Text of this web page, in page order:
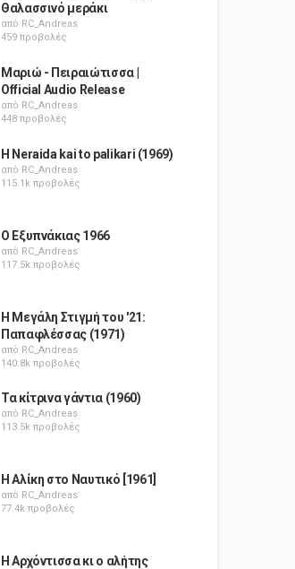
Θαλασσινό μεράκι
από RC_Andreas
459 προβολές
Μαριώ ‎- Πειραιώτισσα |
Official Audio Release
από RC_Andreas
448 προβολές
H Neraida kai to palikari (1969)
από RC_Andreas
115.1k προβολές
Ο Εξυπνάκιας 1966
από RC_Andreas
117.5k προβολές
Η Μεγάλη Στιγμή του '21:
Παπαφλέσσας (1971)
από RC_Andreas
140.8k προβολές
Τα κίτρινα γάντια (1960)
από RC_Andreas
113.5k προβολές
Η Αλίκη στο Ναυτικό [1961]
από RC_Andreas
77.4k προβολές
Η Αρχόντισσα κι ο αλήτης